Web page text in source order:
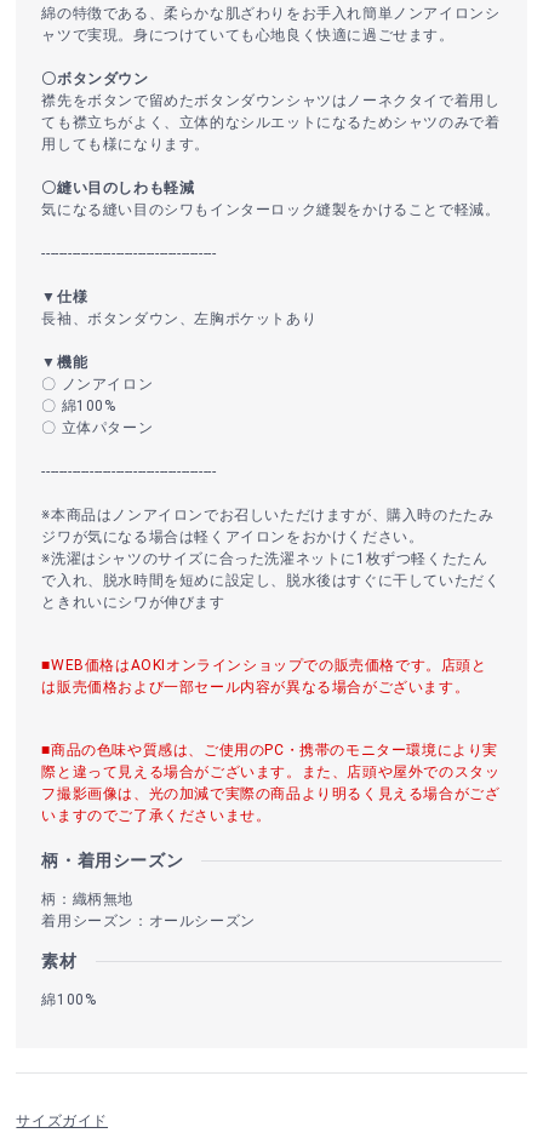
綿の特徴である、柔らかな肌ざわりをお手入れ簡単ノンアイロンシ
ャツで実現。身につけていても心地良く快適に過ごせます。
〇ボタンダウン
襟先をボタンで留めたボタンダウンシャツはノーネクタイで着用し
ても襟立ちがよく、立体的なシルエットになるためシャツのみで着
用しても様になります。
〇縫い目のしわも軽減
気になる縫い目のシワもインターロック縫製をかけることで軽減。
----------------------------------------
▼仕様
長袖、ボタンダウン、左胸ポケットあり
▼機能
〇 ノンアイロン
〇 綿100%
〇 立体パターン
----------------------------------------
※本商品はノンアイロンでお召しいただけますが、購入時のたたみ
ジワが気になる場合は軽くアイロンをおかけください。
※洗濯はシャツのサイズに合った洗濯ネットに1枚ずつ軽くたたん
で入れ、脱水時間を短めに設定し、脱水後はすぐに干していただく
ときれいにシワが伸びます
■WEB価格はAOKIオンラインショップでの販売価格です。店頭と
は販売価格および一部セール内容が異なる場合がございます。
■商品の色味や質感は、ご使用のPC・携帯のモニター環境により実
際と違って見える場合がございます。また、店頭や屋外でのスタッ
フ撮影画像は、光の加減で実際の商品より明るく見える場合がござ
いますのでご了承くださいませ。
柄・着用シーズン
柄：織柄無地
着用シーズン：オールシーズン
素材
綿100%
サイズガイド